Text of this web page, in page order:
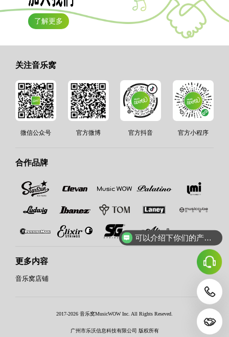
了解更多
关注音乐窝
微信公众号 官方微博 官方抖音 官方小程序
合作品牌
更多内容
音乐窝店铺
2017-2026 音乐窝MusicWOW Inc. All Rights Reseved.
广州市乐沃信息科技有限公司 版权所有
可以介绍下你们的产品么？